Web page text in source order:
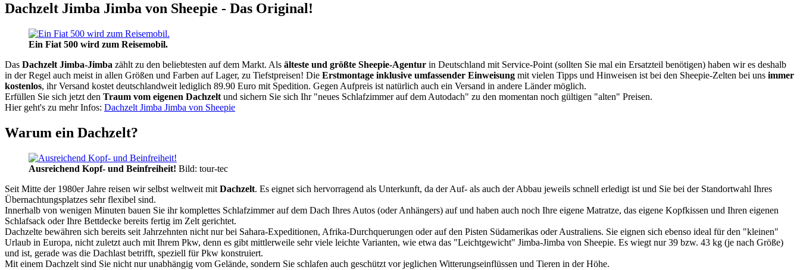
Dachzelt Jimba Jimba von Sheepie - Das Original!
Ein Fiat 500 wird zum Reisemobil.
Das Dachzelt Jimba-Jimba zählt zu den beliebtesten auf dem Markt. Als älteste und größte Sheepie-Agentur in Deutschland mit Service-Point (sollten Sie mal ein Ersatzteil benötigen) haben wir es deshalb
in der Regel auch meist in allen Größen und Farben auf Lager, zu Tiefstpreisen! Die Erstmontage inklusive umfassender Einweisung mit vielen Tipps und Hinweisen ist bei den Sheepie-Zelten bei uns immer
kostenlos, ihr Versand kostet deutschlandweit lediglich 89.90 Euro mit Spedition. Gegen Aufpreis ist natürlich auch ein Versand in andere Länder möglich.
Erfüllen Sie sich jetzt den Traum vom eigenen Dachzelt und sichern Sie sich Ihr "neues Schlafzimmer auf dem Autodach" zu den momentan noch gültigen "alten" Preisen.
Hier geht's zu mehr Infos: Dachzelt Jimba Jimba von Sheepie
Warum ein Dachzelt?
Ausreichend Kopf- und Beinfreiheit! Bild: tour-tec
Seit Mitte der 1980er Jahre reisen wir selbst weltweit mit Dachzelt. Es eignet sich hervorragend als Unterkunft, da der Auf- als auch der Abbau jeweils schnell erledigt ist und Sie bei der Standortwahl Ihres
Übernachtungsplatzes sehr flexibel sind.
Innerhalb von wenigen Minuten bauen Sie ihr komplettes Schlafzimmer auf dem Dach Ihres Autos (oder Anhängers) auf und haben auch noch Ihre eigene Matratze, das eigene Kopfkissen und Ihren eigenen
Schlafsack oder Ihre Bettdecke bereits fertig im Zelt gerichtet.
Dachzelte bewähren sich bereits seit Jahrzehnten nicht nur bei Sahara-Expeditionen, Afrika-Durchquerungen oder auf den Pisten Südamerikas oder Australiens. Sie eignen sich ebenso ideal für den "kleinen"
Urlaub in Europa, nicht zuletzt auch mit Ihrem Pkw, denn es gibt mittlerweile sehr viele leichte Varianten, wie etwa das "Leichtgewicht" Jimba-Jimba von Sheepie. Es wiegt nur 39 bzw. 43 kg (je nach Größe)
und ist, gerade was die Dachlast betrifft, speziell für Pkw konstruiert.
Mit einem Dachzelt sind Sie nicht nur unabhängig vom Gelände, sondern Sie schlafen auch geschützt vor jeglichen Witterungseinflüssen und Tieren in der Höhe.